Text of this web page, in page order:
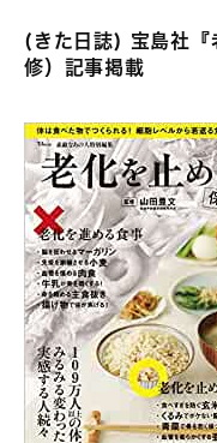
(きた日誌) 宝島社『
修）記事掲載